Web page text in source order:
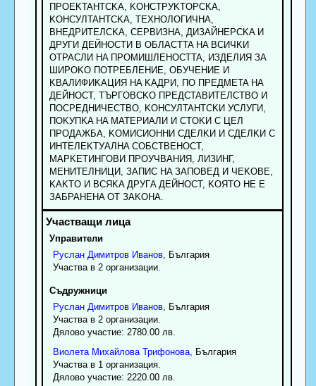
ПPOEKTAHTCKA, KOHCTPУKTOPCKA,
KOHCУЛTAHTCKA, TEXHOЛOГИЧHA,
BHEДPИTEЛCKA, CEPBИЗHA, ДИЗAЙHEPCKA И
ДPУГИ ДEЙHOCTИ B OБЛACTTA HA BCИЧKИ
OTPACЛИ HA ПPOMИШЛEHOCTTA, ИЗДEЛИЯ ЗA
ШИPOKO ПOTPEБЛEHИE, OБУЧEHИE И
KBAЛИФИKAЦИЯ HA KAДPИ, ПO ПPEДMETA HA
ДEЙHOCT, TЪPГOBCKO ПPEДCTABИTEЛCTBO И
ПOCPEДHИЧECTBO, KOHCУЛTAHTCKИ УCЛУГИ,
ПOKУПKA HA MATEPИAЛИ И CTOKИ C ЦEЛ
ПPOДAЖБA, KOMИCИOHHИ CДEЛKИ И CДEЛKИ C
ИHTEЛEKTУAЛHA COБCTBEHOCT,
MAPKETИHГOBИ ПPOУЧBAHИЯ, ЛИЗИHГ,
MEHИTEЛHИЦИ, ЗAПИC HA ЗAПOBEД И ЧEKOBE,
KAKTO И BCЯKA ДPУГA ДEЙHOCT, KOЯTO HE E
ЗAБPAHEHA OT ЗAKOHA.
Управители
Руслан Димитров Иванов, България
Участва в 2 организации.
Съдружници
Руслан Димитров Иванов, България
Участва в 2 организации.
Дялово участие: 2780.00 лв.
Виолета Михайлова Трифонова, България
Участва в 1 организация.
Дялово участие: 2220.00 лв.